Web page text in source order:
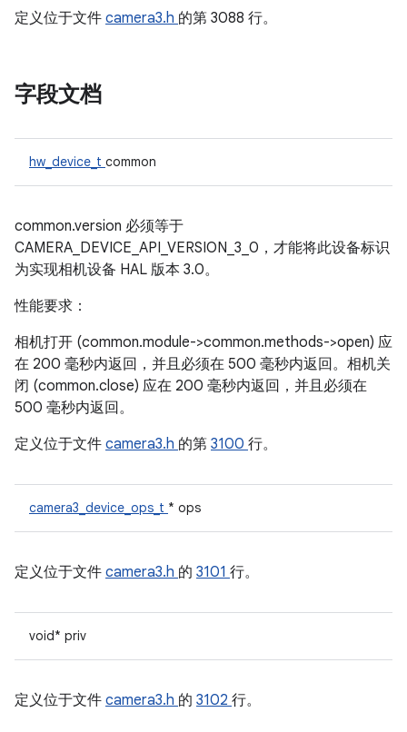
定义位于文件 camera3.h 的第 3088 行。
字段文档
hw_device_t common
common.version 必须等于
CAMERA_DEVICE_API_VERSION_3_0，才能将此设备标识
为实现相机设备 HAL 版本 3.0。
性能要求：
相机打开 (common.module->common.methods->open) 应
在 200 毫秒内返回，并且必须在 500 毫秒内返回。相机关
闭 (common.close) 应在 200 毫秒内返回，并且必须在
500 毫秒内返回。
定义位于文件 camera3.h 的第 3100 行。
camera3_device_ops_t * ops
定义位于文件 camera3.h 的 3101 行。
void* priv
定义位于文件 camera3.h 的 3102 行。